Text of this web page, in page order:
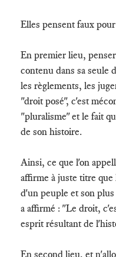
Elles pensent faux
En premier lieu,
contenu dans sa seule
les règlements, les
"droit posé", c'est
"pluralisme" et le fait
de son histoire.
Ainsi, ce que l'on
affirme à juste titre
d'un peuple et son
a affirmé : "Le droit,
esprit résultant de
En second lieu, et